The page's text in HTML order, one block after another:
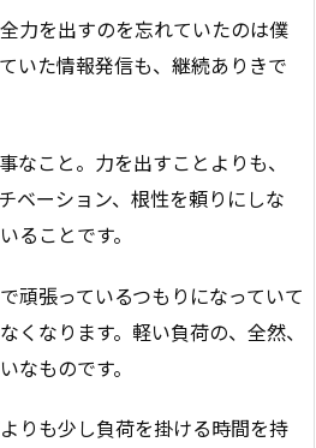
力を出すのを忘れていたのは僕
いた情報発信も、継続ありきで
なこと。力を出すことよりも、
ベーション、根性を頼りにしな
ることです。
頑張っているつもりになっていて
くなります。軽い負荷の、全然、
なものです。
りも少し負荷を掛ける時間を持